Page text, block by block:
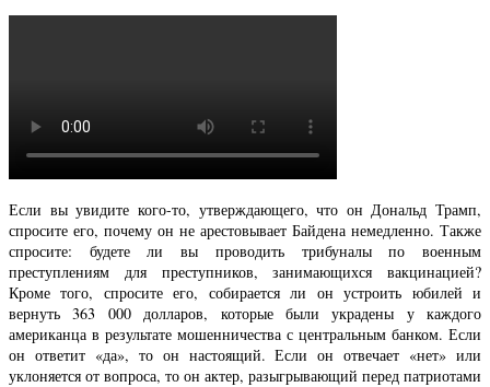
Если вы увидите кого-то, утверждающего, что он Дональд Трамп,
спросите его, почему он не арестовывает Байдена немедленно. Также
спросите: будете ли вы проводить трибуналы по военным
преступлениям для преступников, занимающихся вакцинацией?
Кроме того, спросите его, собирается ли он устроить юбилей и
вернуть 363 000 долларов, которые были украдены у каждого
американца в результате мошенничества с центральным банком. Если
он ответит «да», то он настоящий. Если он отвечает «нет» или
уклоняется от вопроса, то он актер, разыгрывающий перед патриотами